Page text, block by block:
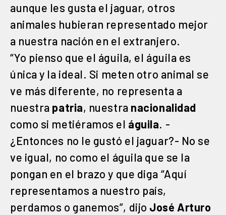
aunque les gusta el jaguar, otros
animales hubieran representado mejor
a nuestra nación en el extranjero.
“Yo pienso que el águila, el águila es
única y la ideal. Si meten otro animal se
ve más diferente, no representa a
nuestra patria, nuestra nacionalidad
como si metiéramos el águila. -
¿Entonces no le gustó el jaguar?- No se
ve igual, no como el águila que se la
pongan en el brazo y que diga “Aquí
representamos a nuestro país,
perdamos o ganemos”, dijo José Arturo